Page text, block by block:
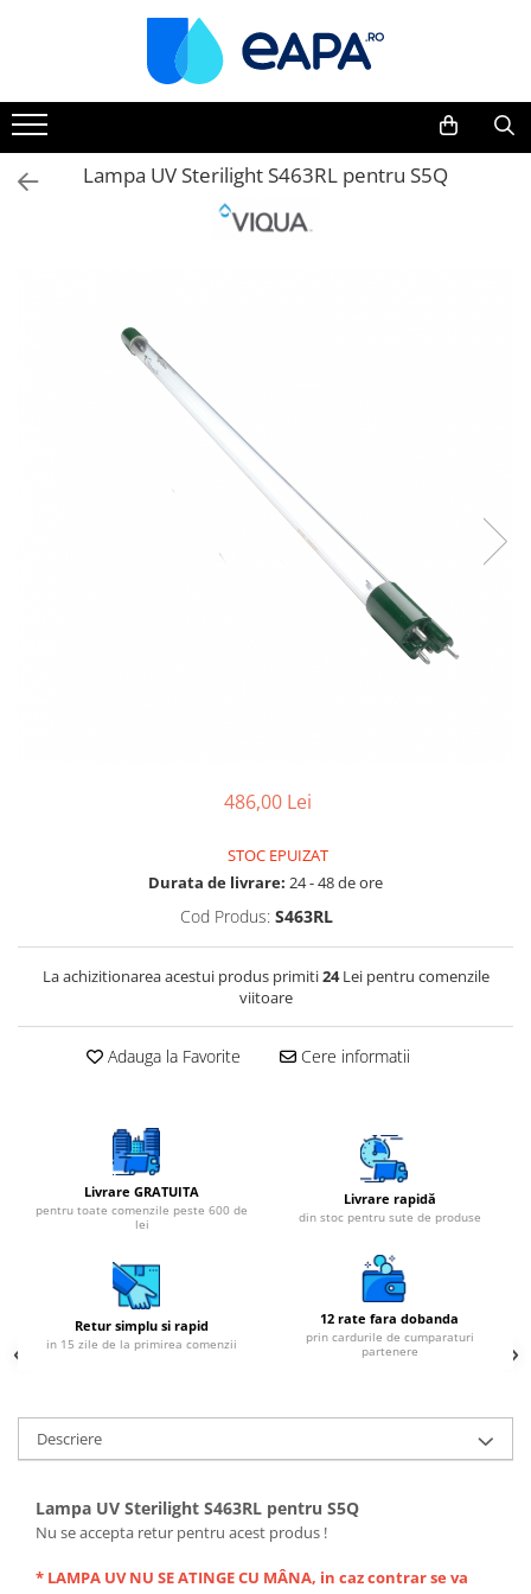
Toate Produsele
Dedurizare
Dedurizator tip Cabinet
Dedurizator Simplex
Mansoane Cintropur
Membrane osmoza inversa
Membrana Ultrafiltrare
Cartuse diverse
Cartuse atipice
Sisteme de filtrare
Microfiltrare
Ultrafiltrare
Osmoza inversa
Sisteme fara pompa de presiune
Sisteme cu flux direct
Sisteme profesionale
ECOMIX
Lampa UV Sterilight S463RL pentru S5Q
486,00 Lei
STOC EPUIZAT
Durata de livrare: 24 - 48 de ore
Cod Produs: S463RL
La achizitionarea acestui produs primiti24Lei pentru comenzile
viitoare
Adauga la Favorite Cere informatii
Livrare GRATUITA
pentru toate comenzile peste 600 de
lei
Livrare rapidă
din stoc pentru sute de produse
Retur simplu si rapid
in 15 zile de la primirea comenzii
12 rate fara dobanda
prin cardurile de cumparaturi
partenere
Descriere
Lampa UV Sterilight S463RL pentru S5Q
Nu se accepta retur pentru acest produs !
* LAMPA UV NU SE ATINGE CU MÂNA, in caz contrar se va